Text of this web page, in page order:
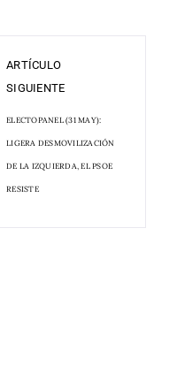
ARTÍCULO
SIGUIENTE
ELECTOPANEL (31 MAY):
LIGERA DESMOVILIZACIÓN
DE LA IZQUIERDA, EL PSOE
RESISTE